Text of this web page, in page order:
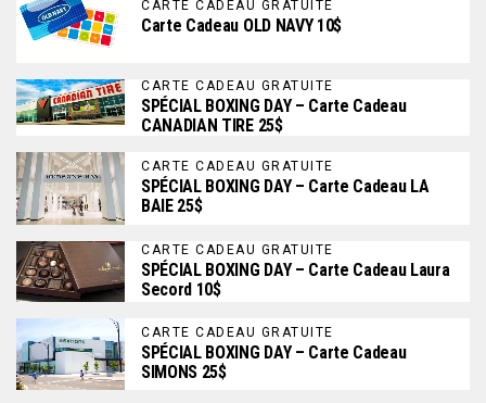
CARTE CADEAU GRATUITE
Carte Cadeau OLD NAVY 10$
CARTE CADEAU GRATUITE
SPÉCIAL BOXING DAY – Carte Cadeau
CANADIAN TIRE 25$
CARTE CADEAU GRATUITE
SPÉCIAL BOXING DAY – Carte Cadeau LA
BAIE 25$
CARTE CADEAU GRATUITE
SPÉCIAL BOXING DAY – Carte Cadeau Laura
Secord 10$
CARTE CADEAU GRATUITE
SPÉCIAL BOXING DAY – Carte Cadeau
SIMONS 25$